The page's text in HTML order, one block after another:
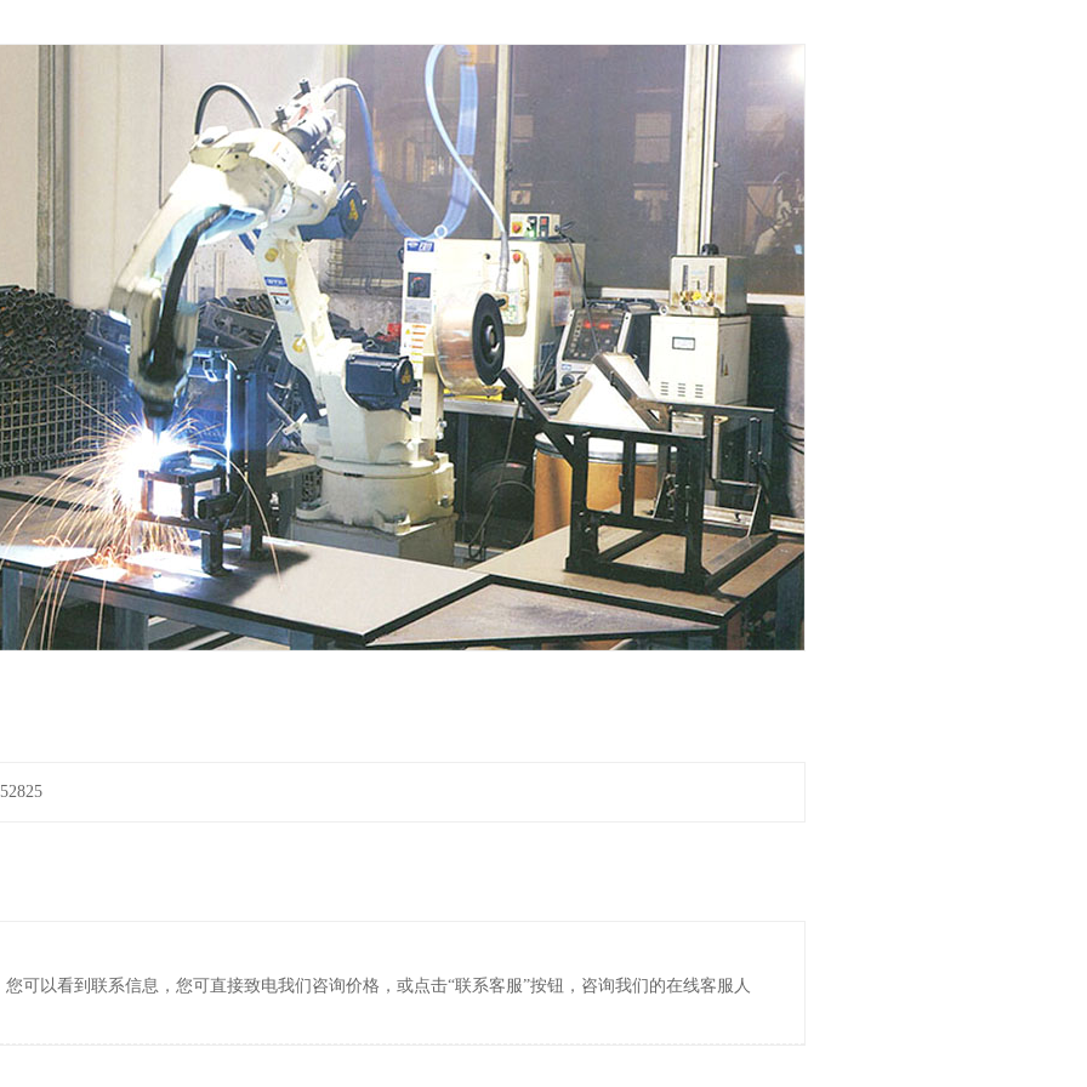
可以看到联系信息，您可直接致电我们咨询价格，或点击“联系客服”按钮，咨询我们的在线客服人